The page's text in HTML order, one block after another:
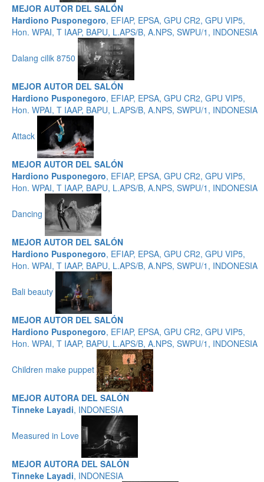
MEJOR AUTOR DEL SALÓN
Hardiono Pusponegoro, EFIAP, EPSA, GPU CR2, GPU VIP5,
Hon. WPAI, T IAAP, BAPU, L.APS/B, A.NPS, SWPU/1, INDONESIA
Dalang cilik 8750
MEJOR AUTOR DEL SALÓN
Hardiono Pusponegoro, EFIAP, EPSA, GPU CR2, GPU VIP5,
Hon. WPAI, T IAAP, BAPU, L.APS/B, A.NPS, SWPU/1, INDONESIA
Attack
MEJOR AUTOR DEL SALÓN
Hardiono Pusponegoro, EFIAP, EPSA, GPU CR2, GPU VIP5,
Hon. WPAI, T IAAP, BAPU, L.APS/B, A.NPS, SWPU/1, INDONESIA
Dancing
MEJOR AUTOR DEL SALÓN
Hardiono Pusponegoro, EFIAP, EPSA, GPU CR2, GPU VIP5,
Hon. WPAI, T IAAP, BAPU, L.APS/B, A.NPS, SWPU/1, INDONESIA
Bali beauty
MEJOR AUTOR DEL SALÓN
Hardiono Pusponegoro, EFIAP, EPSA, GPU CR2, GPU VIP5,
Hon. WPAI, T IAAP, BAPU, L.APS/B, A.NPS, SWPU/1, INDONESIA
Children make puppet
MEJOR AUTORA DEL SALÓN
Tinneke Layadi, INDONESIA
Measured in Love
MEJOR AUTORA DEL SALÓN
Tinneke Layadi, INDONESIA